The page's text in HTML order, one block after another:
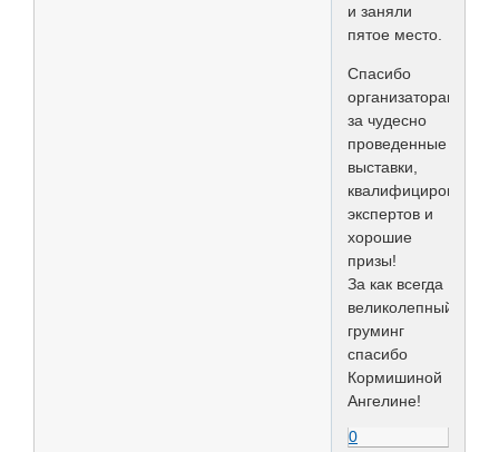
и заняли
пятое место.
Спасибо
организаторам
за чудесно
проведенные
выставки,
квалифицированных
экспертов и
хорошие
призы!
За как всегда
великолепный
груминг
спасибо
Кормишиной
Ангелине!
0